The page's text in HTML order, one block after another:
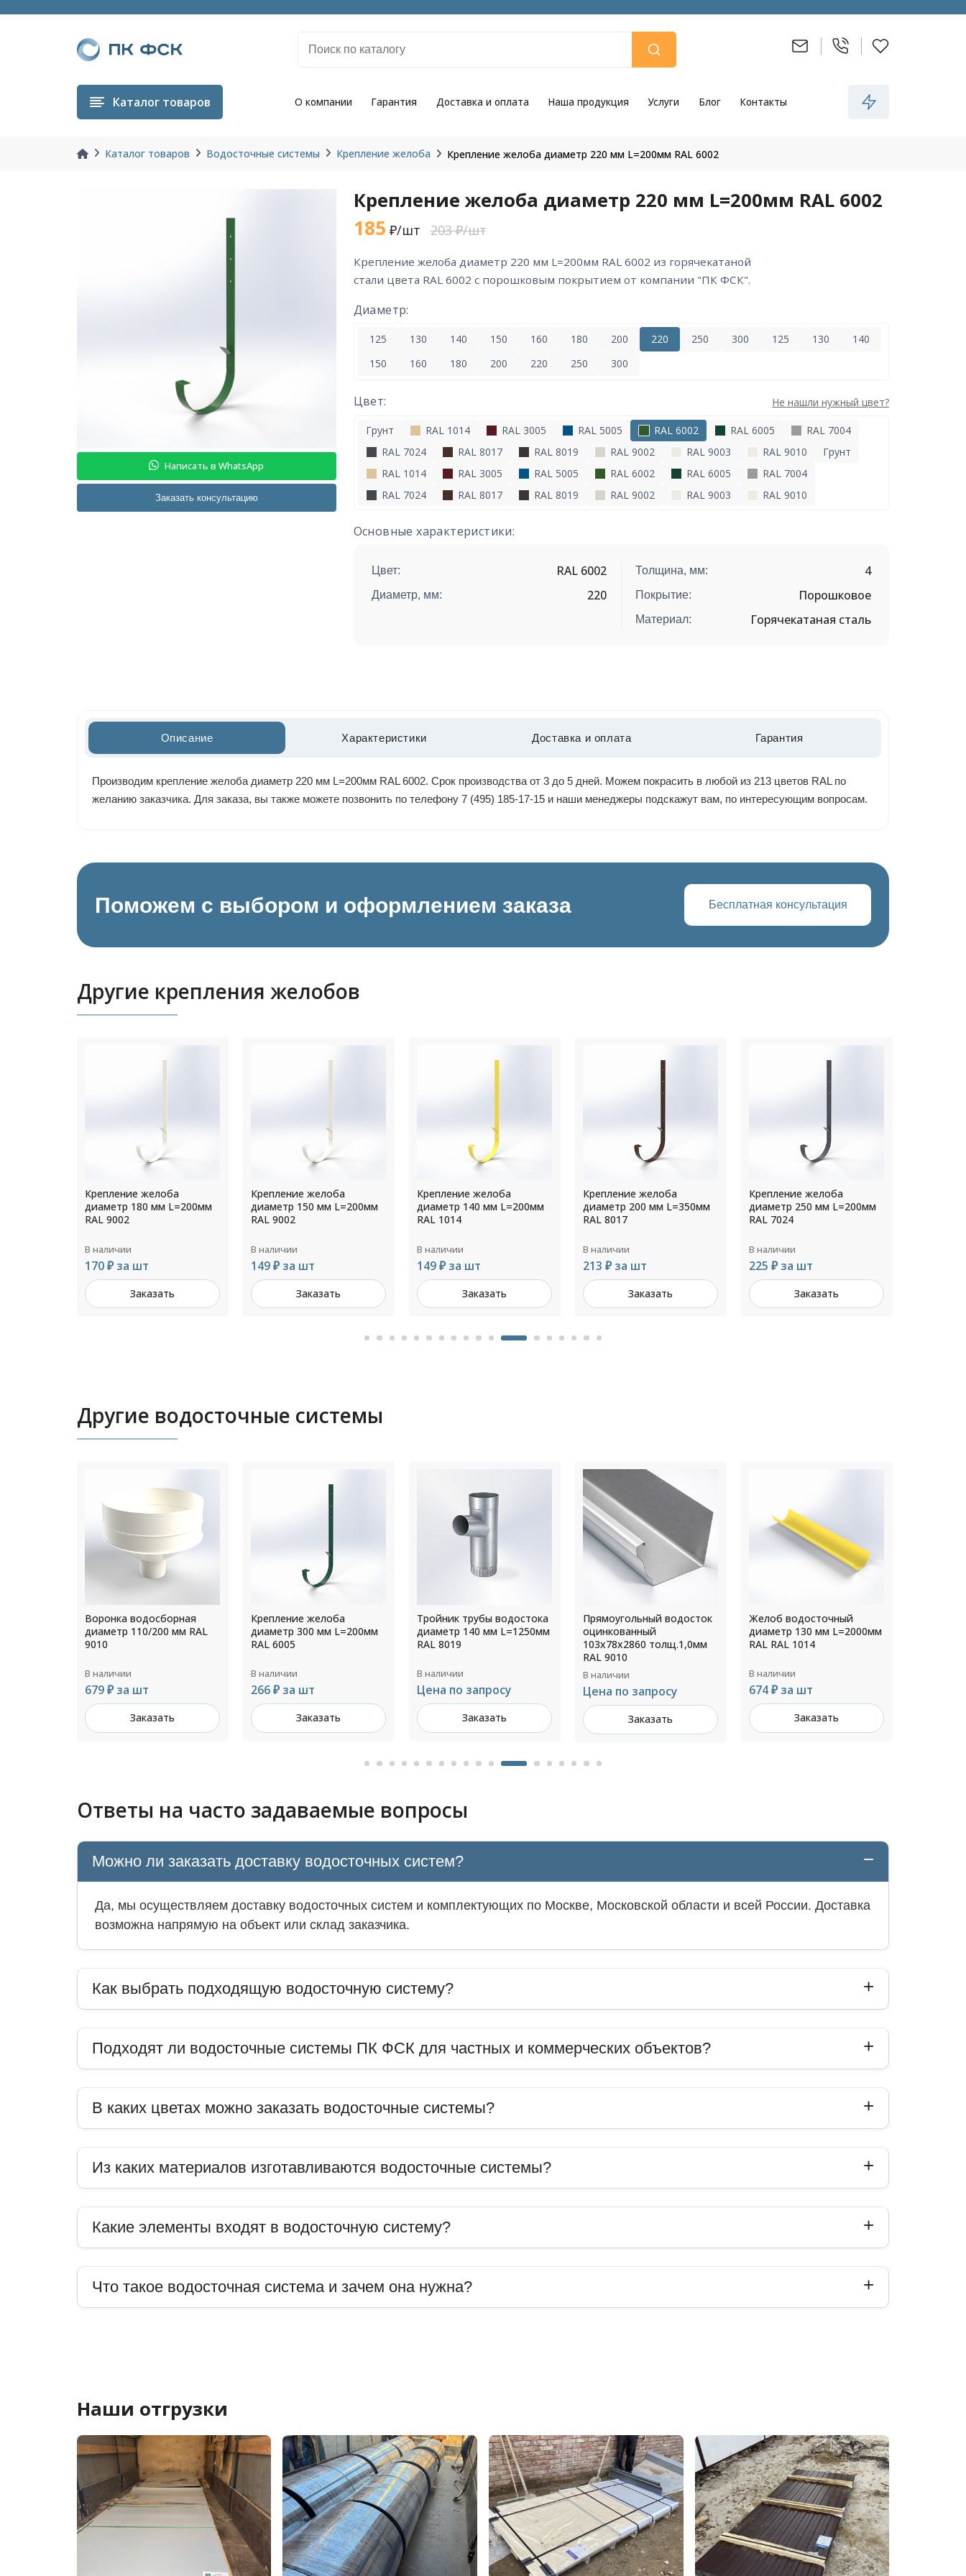
Каталог товаров О компании Гарантия Доставка и оплата Наша продукция Услуги Блог Контакты
Каталог товаров Водосточные системы Крепление желоба Крепление желоба диаметр 220 мм L=200мм RAL 6002
Написать в WhatsApp
Заказать консультацию
Крепление желоба диаметр 220 мм L=200мм RAL 6002
185 ₽/шт 203 ₽/шт
крепление желоба диаметр 220 мм L=200мм RAL 6002 из горячекатаной
стали цвета RAL 6002 с порошковым покрытием от компании "ПК ФСК".
Диаметр:
125 130 140 150 160 180 200 220 250 300 125 130
140
150
160 180 200 220 250 300
Цвет: Не нашли нужный цвет?
Грунт RAL 1014 RAL 3005 RAL 5005 RAL 6002 RAL 6005
RAL 7004
RAL 7024
RAL 8017 RAL 8019 RAL 9002 RAL 9003 RAL 9010
Грунт
RAL 1014
RAL 3005 RAL 5005 RAL 6002 RAL 6005
RAL 7004
RAL 7024
RAL 8017 RAL 8019 RAL 9002 RAL 9003 RAL 9010
Основные характеристики:
Цвет: RAL 6002
Диаметр, мм: 220
Толщина, мм: 4
Покрытие: Порошковое
Материал: Горячекатаная сталь
Описание Характеристики Доставка и оплата Гарантия
Производим крепление желоба диаметр 220 мм L=200мм RAL 6002. Срок производства от 3 до 5 дней. Можем покрасить в любой из 213 цветов RAL по
желанию заказчика. Для заказа, вы также можете позвонить по телефону 7 (495) 185-17-15 и наши менеджеры подскажут вам, по интересующим вопросам.
Поможем с выбором и оформлением заказа Бесплатная консультация
Другие крепления желобов
Крепление желоба
диаметр 150 мм L=200мм
RAL 9002
В наличии
149 ₽ за шт
Заказать
Крепление желоба
диаметр 140 мм L=200мм
RAL 1014
В наличии
149 ₽ за шт
Заказать
Крепление желоба
диаметр 200 мм L=350мм
RAL 8017
В наличии
213 ₽ за шт
Заказать
Крепление желоба
диаметр 250 мм L=200мм
RAL 7024
В наличии
225 ₽ за шт
Заказать
Крепление желоба
диаметр 300 мм L=200мм
RAL 9002
В наличии
266 ₽ за шт
Заказать
Другие водосточные системы
Крепление желоба
диаметр 300 мм L=200мм
RAL 6005
В наличии
266 ₽ за шт
Заказать
Тройник трубы водостока
диаметр 140 мм L=1250мм
RAL 8019
В наличии
Цена по запросу
Заказать
Прямоугольный водосток
оцинкованный
103х78х2860 толщ.1,0мм
В наличии
Цена по запросу
Заказать
Желоб водосточный
диаметр 130 мм L=2000мм
RAL RAL 1014
В наличии
674 ₽ за шт
Заказать
Канадка диаметр 140/250
мм RAL 6002
В наличии
801 ₽ за шт
Заказать
Ответы на часто задаваемые вопросы
Можно ли заказать доставку водосточных систем?
Да, мы осуществляем доставку водосточных систем и комплектующих по Москве, Московской области и всей России. Доставка
возможна напрямую на объект или склад заказчика.
Как выбрать подходящую водосточную систему?
Подходят ли водосточные системы ПК ФСК для частных и коммерческих объектов?
В каких цветах можно заказать водосточные системы?
Из каких материалов изготавливаются водосточные системы?
Какие элементы входят в водосточную систему?
Что такое водосточная система и зачем она нужна?
Наши отгрузки